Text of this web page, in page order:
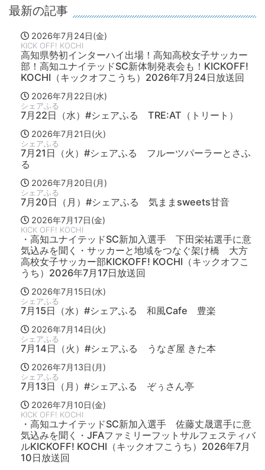
最新の記事
2026年7月24日(金)
KICK OFF! KOCHI
高知県勢初インターハイ出場！高知高校女子サッカー
部！高知ユナイテッドSC新体制発表会も！KICKOFF!
KOCHI（キックオフこうち）2026年7月24日放送回
2026年7月22日(水)
シェアふる
7月22日（水）#シェアふる TRE:AT（トリート）
2026年7月21日(火)
シェアふる
7月21日（火）#シェアふる フルーツパーラーとさふ
る
2026年7月20日(月)
シェアふる
7月20日（月）#シェアふる 気ままsweets甘音
2026年7月17日(金)
KICK OFF! KOCHI
・高知ユナイテッドSC新加入選手 下田栄祐選手に意
気込みを聞く・サッカーと地域をつなぐ架け橋 大方
高校女子サッカー部KICKOFF! KOCHI（キックオフこ
うち）2026年7月17日放送回
2026年7月15日(水)
シェアふる
7月15日（水）#シェアふる 和風Cafe 豊楽
2026年7月14日(火)
シェアふる
7月14日（火）#シェアふる うなぎ屋 きた本
2026年7月13日(月)
シェアふる
7月13日（月）#シェアふる ぞぅさん亭
2026年7月10日(金)
KICK OFF! KOCHI
・高知ユナイテッドSC新加入選手 佐藤丈晟選手に意
気込みを聞く・JFAファミリーフットサルフェスティバ
ルKICKOFF! KOCHI（キックオフこうち）2026年7月
10日放送回